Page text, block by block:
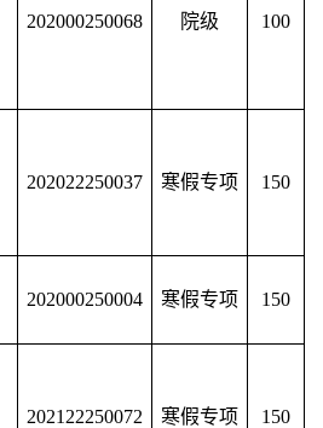
202000250068 院级 100
202022250037 寒假专项 150
202000250004 寒假专项 150
202122250072 寒假专项 150